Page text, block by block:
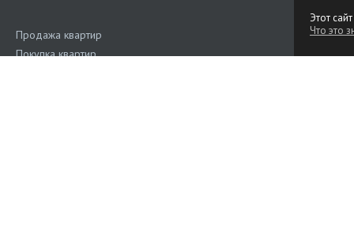
Продажа квартир
Покупка квартир
Этот
Что это